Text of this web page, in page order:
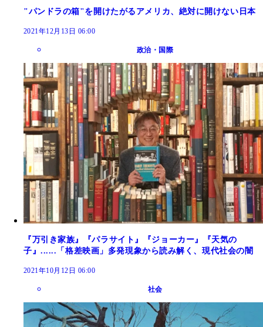
"パンドラの箱"を開けたがるアメリカ、絶対に開けない日本
2021年12月13日 06:00
政治・国際
『万引き家族』『パラサイト』『ジョーカー』『天気の
子』......「格差映画」多発現象から読み解く、現代社会の闇
2021年10月12日 06:00
社会